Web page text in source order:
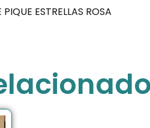
ESTRELLAS ROSA